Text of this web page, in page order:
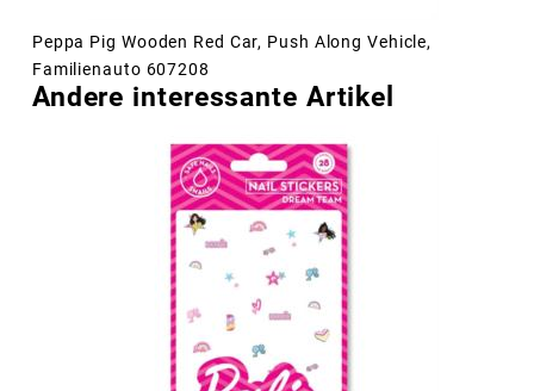
Peppa Pig Wooden Red Car, Push Along Vehicle,
Familienauto 607208
Andere interessante Artikel